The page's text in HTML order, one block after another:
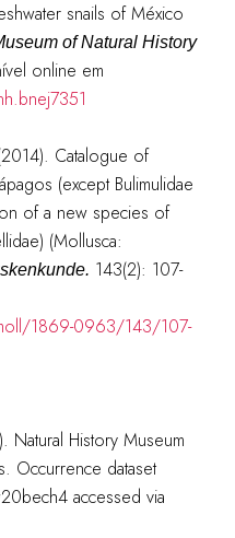
snails of México
of Natural History
online em
Catalogue of
(except Bulimulidae
of a new species of
(Mollusca:
143(2): 107-
1869-0963/143/107-
Natural History Museum
Occurrence dataset
accessed via